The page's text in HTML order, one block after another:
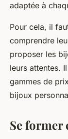
adaptée à
Pour cela, il
comprendre
proposer les
leurs attentes.
gammes de
bijoux
Se